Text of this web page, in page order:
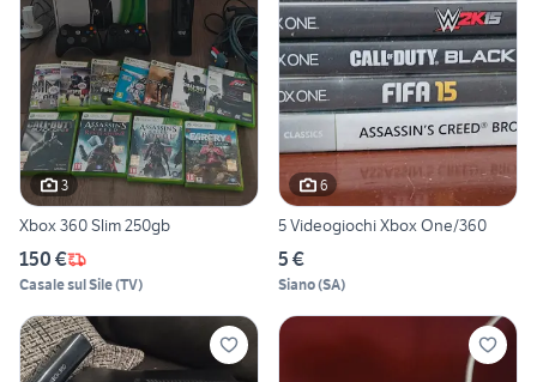
3
Xbox 360 Slim 250gb
150 €
Casale sul Sile(TV)
6
5 Videogiochi Xbox One/360
5 €
Siano(SA)